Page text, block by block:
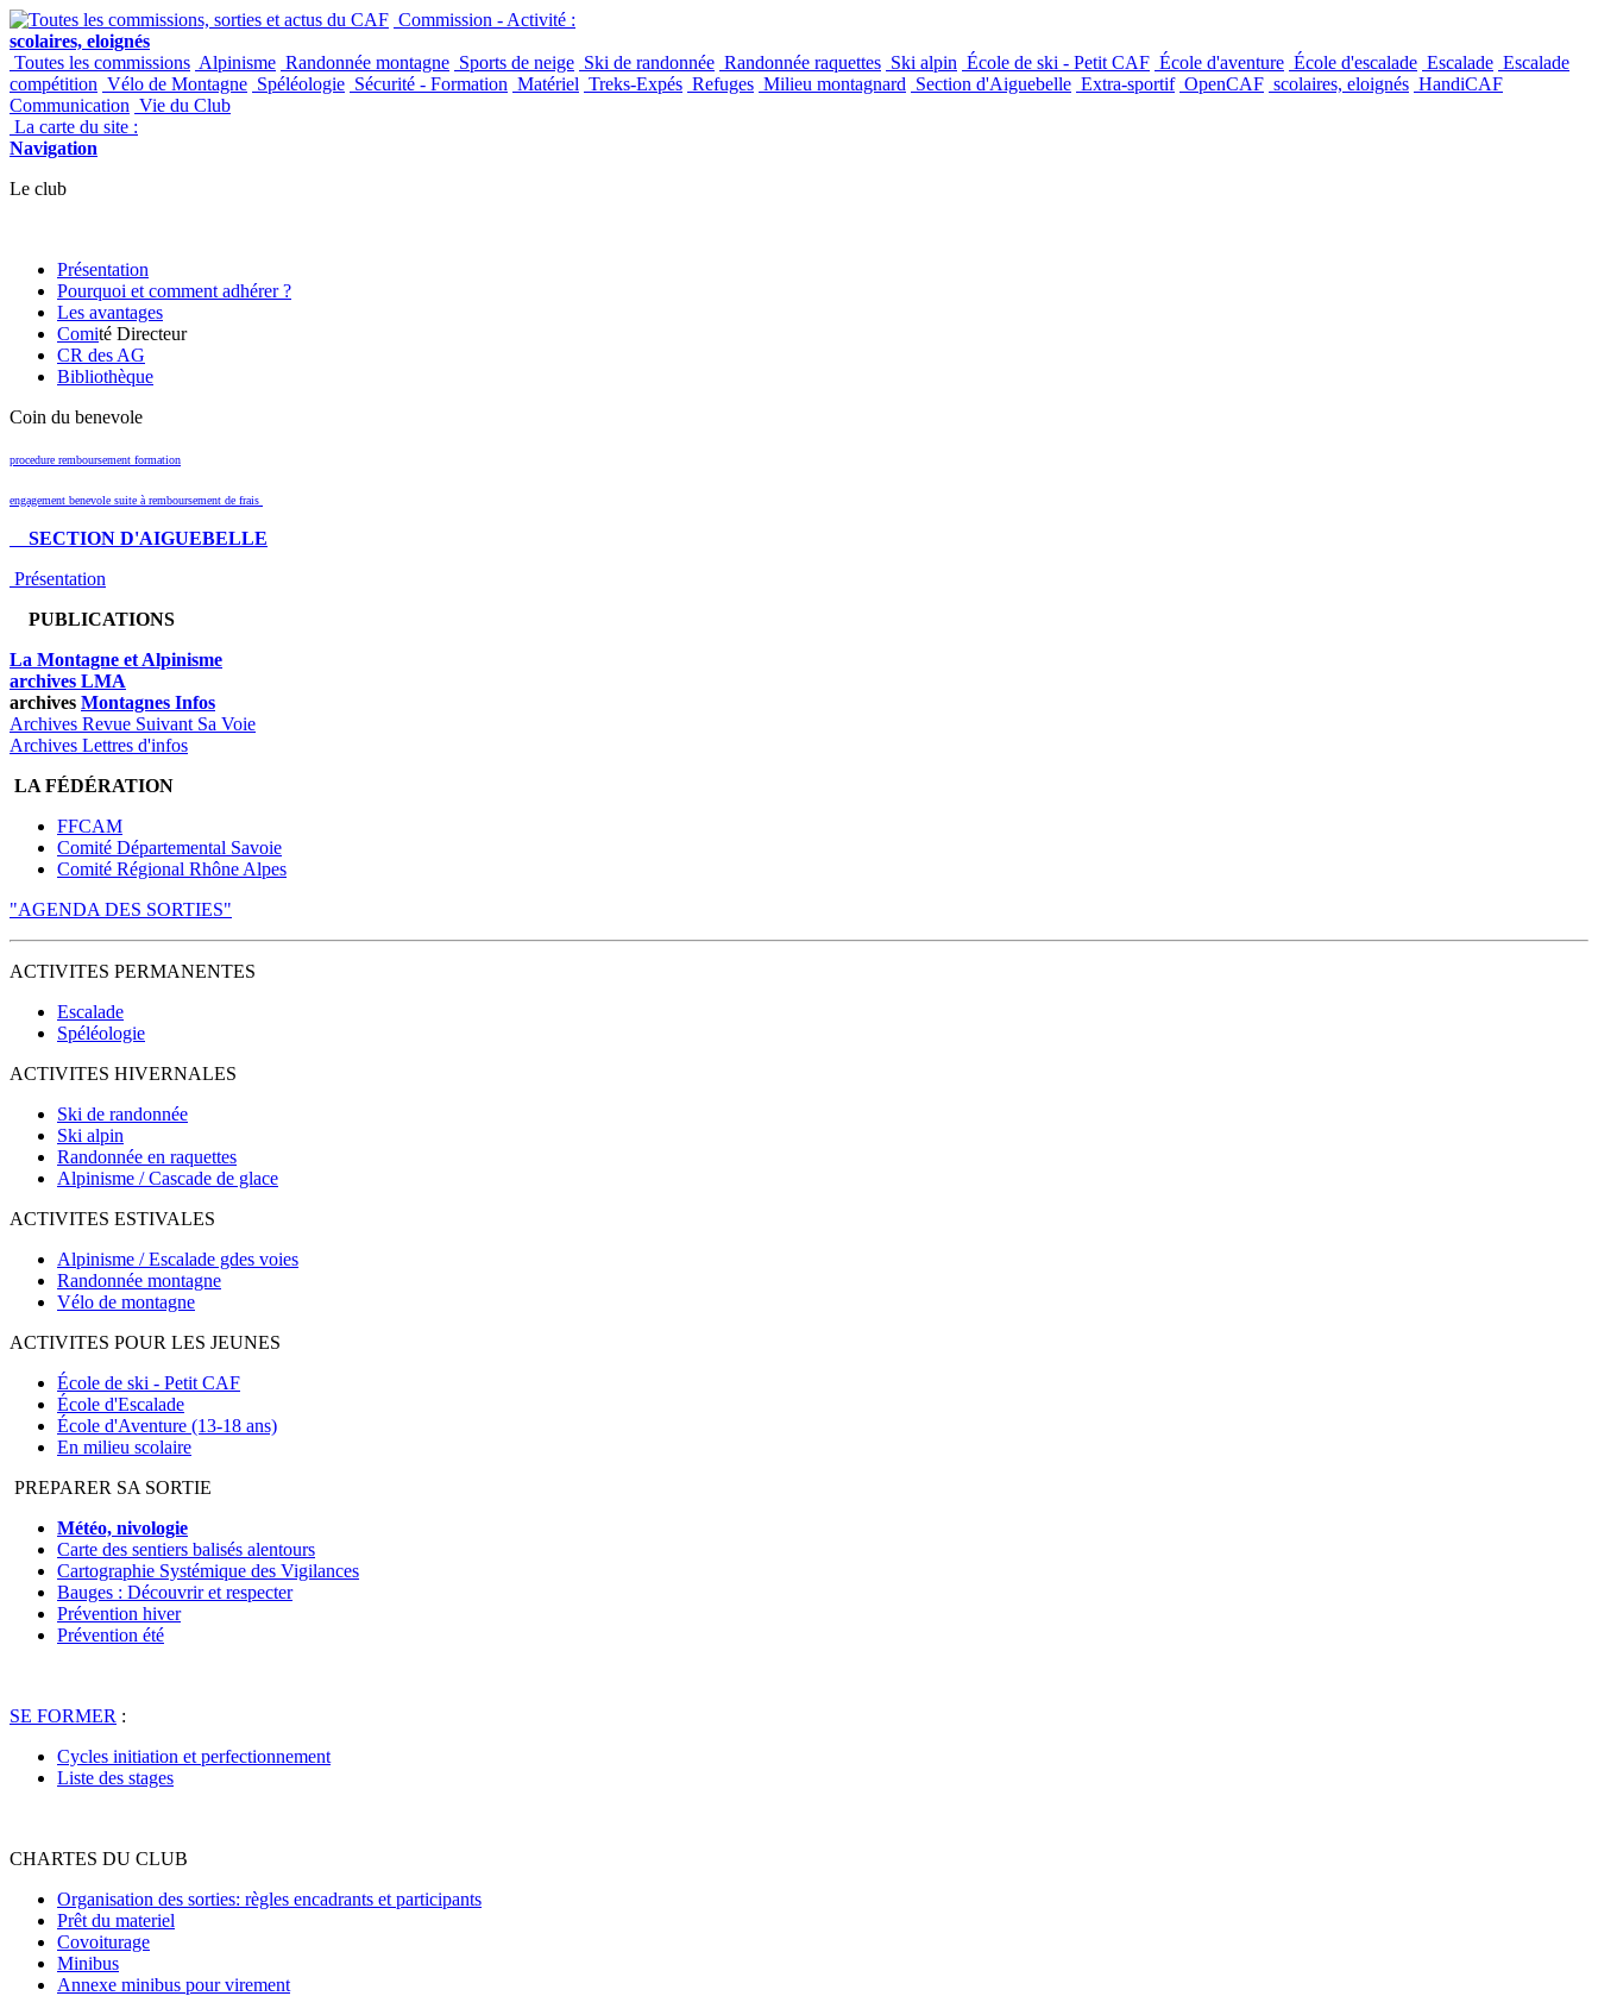
Commission - Activité :
scolaires, eloignés
Toutes les commissions Alpinisme Randonnée montagne Sports de neige Ski de randonnée Randonnée raquettes Ski alpin École de ski - Petit CAF École d'aventure École d'escalade Escalade Escalade
compétition Vélo de Montagne Spéléologie Sécurité - Formation Matériel Treks-Expés Refuges Milieu montagnard Section d'Aiguebelle Extra-sportif OpenCAF scolaires, eloignés HandiCAF
Communication Vie du Club
La carte du site :
Navigation
Le club
Présentation
Pourquoi et comment adhérer ?
Les avantages
Comité Directeur
CR des AG
Bibliothèque
Coin du benevole
procedure remboursement formation
engagement benevole suite à remboursement de frais
SECTION D'AIGUEBELLE
Présentation
PUBLICATIONS
La Montagne et Alpinisme
archives LMA
archives Montagnes Infos
Archives Revue Suivant Sa Voie
Archives Lettres d'infos
LA FÉDÉRATION
FFCAM
Comité Départemental Savoie
Comité Régional Rhône Alpes
"AGENDA DES SORTIES"
ACTIVITES PERMANENTES
Escalade
Spéléologie
ACTIVITES HIVERNALES
Ski de randonnée
Ski alpin
Randonnée en raquettes
Alpinisme / Cascade de glace
ACTIVITES ESTIVALES
Alpinisme / Escalade gdes voies
Randonnée montagne
Vélo de montagne
ACTIVITES POUR LES JEUNES
École de ski - Petit CAF
École d'Escalade
École d'Aventure (13-18 ans)
En milieu scolaire
PREPARER SA SORTIE
Météo, nivologie
Carte des sentiers balisés alentours
Cartographie Systémique des Vigilances
Bauges : Découvrir et respecter
Prévention hiver
Prévention été
SE FORMER :
Cycles initiation et perfectionnement
Liste des stages
CHARTES DU CLUB
Organisation des sorties: règles encadrants et participants
Prêt du materiel
Covoiturage
Minibus
Annexe minibus pour virement